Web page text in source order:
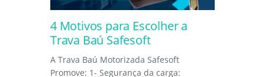
4 Motivos para Escolher a
Trava Baú Safesoft
A Trava Baú Motorizada Safesoft
Promove: 1- Segurança da carga: